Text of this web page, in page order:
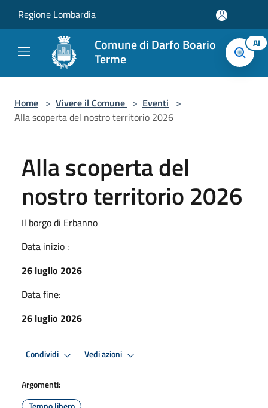
Regione Lombardia
Comune di Darfo Boario
Terme
AI
Home > Vivere il Comune > Eventi >
Alla scoperta del nostro territorio 2026
Alla scoperta del
nostro territorio 2026
Il borgo di Erbanno
Data inizio :
26 luglio 2026
Data fine:
26 luglio 2026
Condividi Vedi azioni
Argomenti: